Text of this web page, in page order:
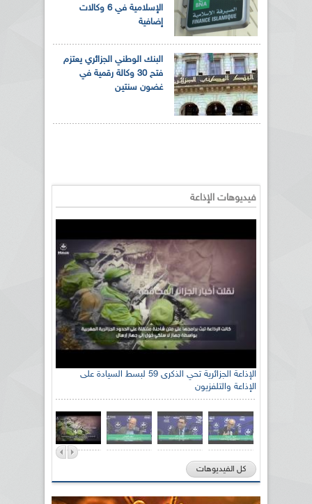
الإسلامية في 6 وكالات
إضافية
البنك الوطني الجزائري يعتزم
فتح 30 وكالة رقمية في
غضون سنتين
فيديوهات الإذاعة
الإذاعة الجزائرية تحي الذكرى 59 لبسط السيادة على
الإذاعة والتلفزيون
كل الفيديوهات